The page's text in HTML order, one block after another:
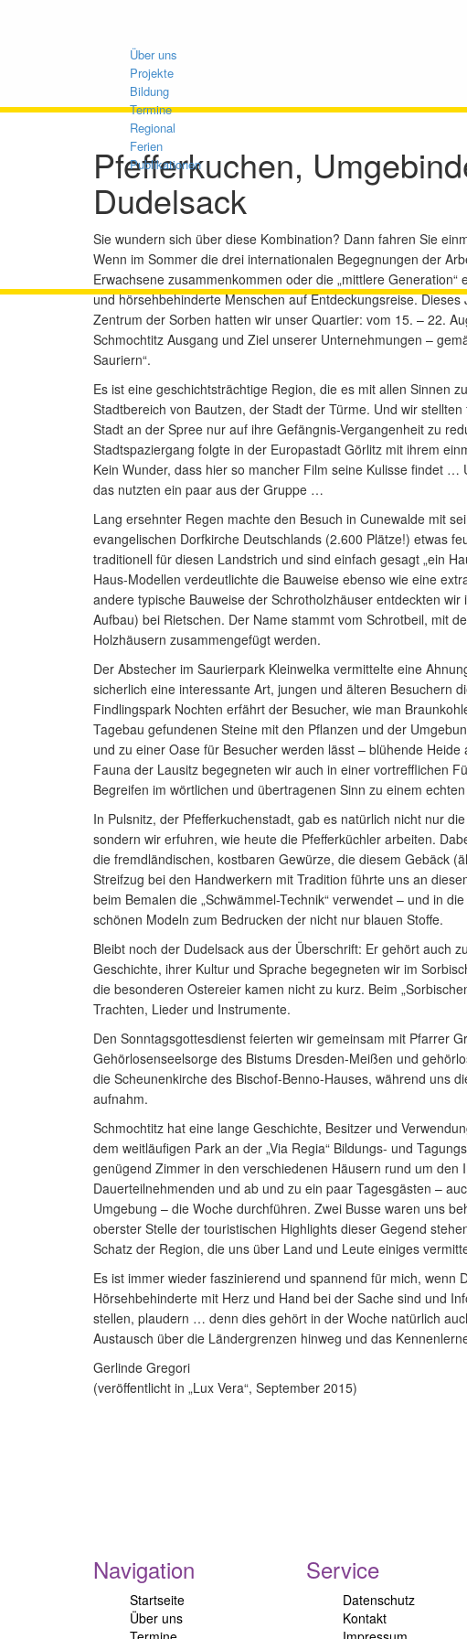
Über uns
Projekte
Bildung
Termine
Regional
Ferien
Publikationen
Pfefferkuchen,
Dudelsack
Sie wundern sich über diese Kombination? Dann fahren Sie
Wenn im Sommer die drei internationalen Begegnungen der
Erwachsene zusammenkommen oder die „mittlere
und hörsehbehinderte Menschen auf Entdeckungsreise.
Zentrum der Sorben hatten wir unser Quartier: vom 15. – 22.
Schmochtitz Ausgang und Ziel unserer Unternehmungen –
Sauriern“.
Es ist eine geschichtsträchtige Region, die es mit allen Sinnen
Stadtbereich von Bautzen, der Stadt der Türme. Und wir
Stadt an der Spree nur auf ihre Gefängnis-Vergangenheit zu
Stadtspaziergang folgte in der Europastadt Görlitz mit ihrem
Kein Wunder, dass hier so mancher Film seine Kulisse findet
das nutzten ein paar aus der Gruppe …
Lang ersehnter Regen machte den Besuch in Cunewalde mit
evangelischen Dorfkirche Deutschlands (2.600 Plätze!) etwas
traditionell für diesen Landstrich und sind einfach gesagt „ein
Haus-Modellen verdeutlichte die Bauweise ebenso wie eine
andere typische Bauweise der Schrotholzhäuser entdeckten
Aufbau) bei Rietschen. Der Name stammt vom Schrotbeil, mit
Holzhäusern zusammengefügt werden.
Der Abstecher im Saurierpark Kleinwelka vermittelte eine
sicherlich eine interessante Art, jungen und älteren Besuchern
Findlingspark Nochten erfährt der Besucher, wie man
Tagebau gefundenen Steine mit den Pflanzen und der
und zu einer Oase für Besucher werden lässt – blühende
Fauna der Lausitz begegneten wir auch in einer vortrefflichen
Begreifen im wörtlichen und übertragenen Sinn zu einem
In Pulsnitz, der Pfefferkuchenstadt, gab es natürlich nicht nur
sondern wir erfuhren, wie heute die Pfefferküchler arbeiten.
die fremdländischen, kostbaren Gewürze, die diesem Gebäck
Streifzug bei den Handwerkern mit Tradition führte uns an
beim Bemalen die „Schwämmel-Technik“ verwendet – und in
schönen Modeln zum Bedrucken der nicht nur blauen Stoffe.
Bleibt noch der Dudelsack aus der Überschrift: Er gehört auch
Geschichte, ihrer Kultur und Sprache begegneten wir im
die besonderen Ostereier kamen nicht zu kurz. Beim
Trachten, Lieder und Instrumente.
Den Sonntagsgottesdienst feierten wir gemeinsam mit Pfarrer
Gehörlosenseelsorge des Bistums Dresden-Meißen und
die Scheunenkirche des Bischof-Benno-Hauses, während uns
aufnahm.
Schmochtitz hat eine lange Geschichte, Besitzer und
dem weitläufigen Park an der „Via Regia“ Bildungs- und
genügend Zimmer in den verschiedenen Häusern rund um
Dauerteilnehmenden und ab und zu ein paar Tagesgästen –
Umgebung – die Woche durchführen. Zwei Busse waren uns
oberster Stelle der touristischen Highlights dieser Gegend
Schatz der Region, die uns über Land und Leute einiges
Es ist immer wieder faszinierend und spannend für mich, wenn
Hörsehbehinderte mit Herz und Hand bei der Sache sind und
stellen, plaudern … denn dies gehört in der Woche natürlich
Austausch über die Ländergrenzen hinweg und das
Gerlinde Gregori
(veröffentlicht in „Lux Vera“, September 2015)
Navigation
Startseite
Über uns
Service
Datenschutz
Kontakt